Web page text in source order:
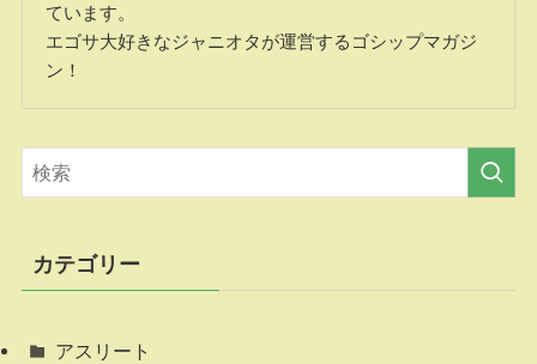
ています。
エゴサ大好きなジャニオタが運営するゴシップマガジ
ン！
カテゴリー
アスリート